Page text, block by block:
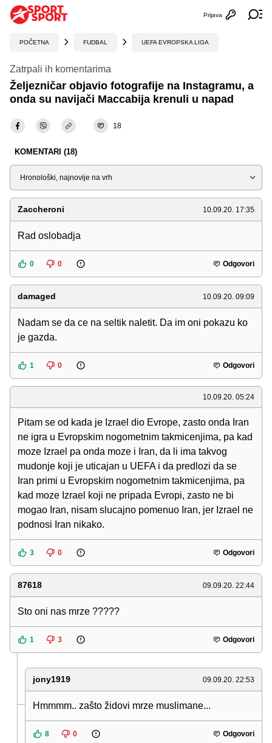
Otvori
Prijava
POČETNA FUDBAL UEFA EVROPSKA LIGA
Zatrpali ih komentarima
Željezničar objavio fotografije na Instagramu, a
onda su navijači Maccabija krenuli u napad
18
KOMENTARI (18)
Sortiraj
Zaccheroni 10.09.20. 17:35
Rad oslobadja
0 0 Odgovori
damaged 10.09.20. 09:09
Nadam se da ce na seltik naletit. Da im oni pokazu ko
je gazda.
1 0 Odgovori
10.09.20. 05:24
Pitam se od kada je Izrael dio Evrope, zasto onda Iran
ne igra u Evropskim nogometnim takmicenjima, pa kad
moze Izrael pa onda moze i Iran, da li ima takvog
mudonje koji je uticajan u UEFA i da predlozi da se
Iran primi u Evropskim nogometnim takmicenjima, pa
kad moze Izrael koji ne pripada Evropi, zasto ne bi
mogao Iran, nisam slucajno pomenuo Iran, jer Izrael ne
podnosi Iran nikako.
3 0 Odgovori
87618 09.09.20. 22:44
Sto oni nas mrze ?????
1 3 Odgovori
jony1919 09.09.20. 22:53
Hmmmm.. zašto židovi mrze muslimane...
8 0 Odgovori